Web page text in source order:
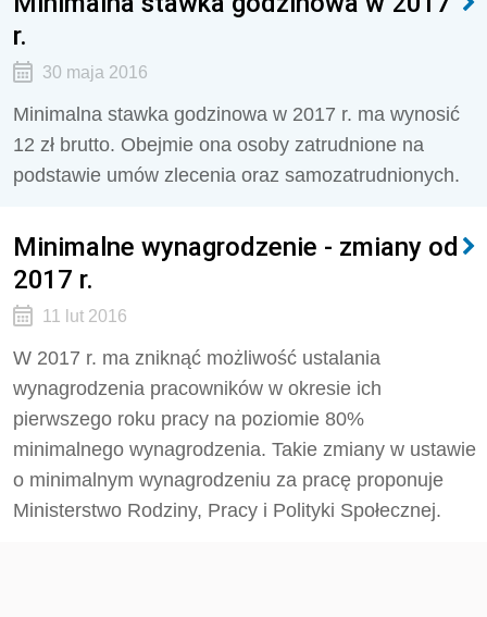
r.
30 maja 2016
Minimalna stawka godzinowa w 2017 r. ma wynosić
12 zł brutto. Obejmie ona osoby zatrudnione na
podstawie umów zlecenia oraz samozatrudnionych.
Minimalne wynagrodzenie - zmiany od
2017 r.
11 lut 2016
W 2017 r. ma zniknąć możliwość ustalania
wynagrodzenia pracowników w okresie ich
pierwszego roku pracy na poziomie 80%
minimalnego wynagrodzenia. Takie zmiany w ustawie
o minimalnym wynagrodzeniu za pracę proponuje
Ministerstwo Rodziny, Pracy i Polityki Społecznej.